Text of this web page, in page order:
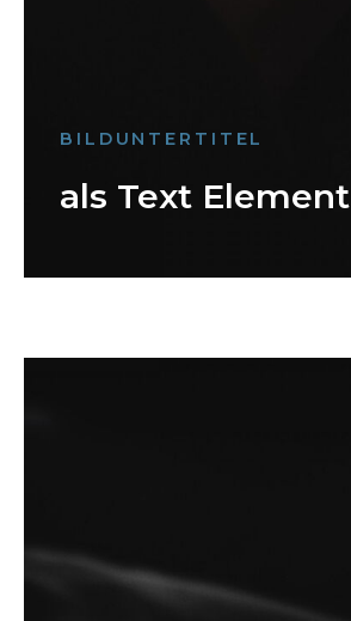
BILDUNTERTITEL
als Text Element